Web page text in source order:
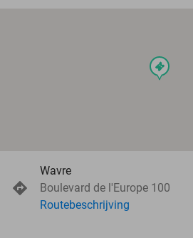
events
Wavre
Boulevard de l'Europe 100
Routebeschrijving